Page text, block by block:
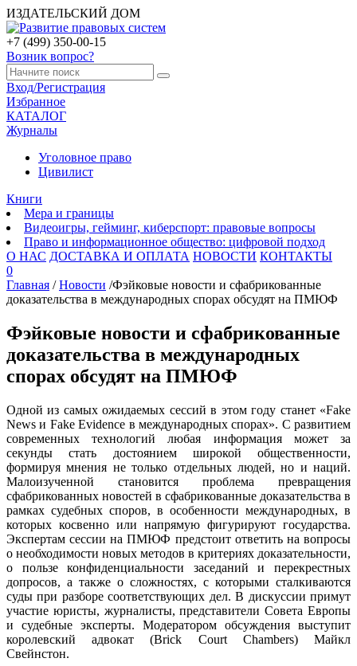
ИЗДАТЕЛЬСКИЙ ДОМ
+7 (499) 350-00-15
Возник вопрос?
Вход/Регистрация
Избранное
КАТАЛОГ
Журналы
Уголовное право
Цивилист
Книги
Мера и границы
Видеоигры, гейминг, киберспорт: правовые вопросы
Право и информационное общество: цифровой подход
О НАС ДОСТАВКА И ОПЛАТА НОВОСТИ КОНТАКТЫ
0
Главная / Новости /Фэйковые новости и сфабрикованные
доказательства в международных спорах обсудят на ПМЮФ
Фэйковые новости и сфабрикованные
доказательства в международных
спорах обсудят на ПМЮФ
Одной из самых ожидаемых сессий в этом году станет «Fake
News и Fake Evidence в международных спорах». С развитием
современных технологий любая информация может за
секунды стать достоянием широкой общественности,
формируя мнения не только отдельных людей, но и наций.
Малоизученной становится проблема превращения
сфабрикованных новостей в сфабрикованные доказательства в
рамках судебных споров, в особенности международных, в
которых косвенно или напрямую фигурируют государства.
Экспертам сессии на ПМЮФ предстоит ответить на вопросы
о необходимости новых методов в критериях доказательности,
о пользе конфиденциальности заседаний и перекрестных
допросов, а также о сложностях, с которыми сталкиваются
суды при разборе соответствующих дел. В дискуссии примут
участие юристы, журналисты, представители Совета Европы
и судебные эксперты. Модератором обсуждения выступит
королевский адвокат (Brick Court Chambers) Майкл
Свейнстон.